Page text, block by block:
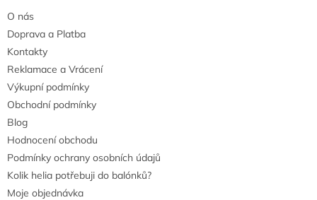
O nás
Doprava a Platba
Kontakty
Reklamace a Vrácení
Výkupní podmínky
Obchodní podmínky
Blog
Hodnocení obchodu
Podmínky ochrany osobních údajů
Kolik helia potřebuji do balónků?
Moje objednávka